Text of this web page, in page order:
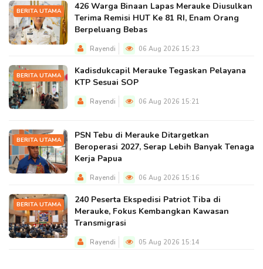
BERITA UTAMA
426 Warga Binaan Lapas Merauke Diusulkan
Terima Remisi HUT Ke 81 RI, Enam Orang
Berpeluang Bebas
Rayendi 06 Aug 2026 15:23
BERITA UTAMA
Kadisdukcapil Merauke Tegaskan Pelayana
KTP Sesuai SOP
Rayendi 06 Aug 2026 15:21
BERITA UTAMA
PSN Tebu di Merauke Ditargetkan
Beroperasi 2027, Serap Lebih Banyak Tenaga
Kerja Papua
Rayendi 06 Aug 2026 15:16
BERITA UTAMA
240 Peserta Ekspedisi Patriot Tiba di
Merauke, Fokus Kembangkan Kawasan
Transmigrasi
Rayendi 05 Aug 2026 15:14